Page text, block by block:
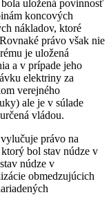
uložená povinnosť
koncových
nákladov, ktoré
právo však nie
je uložená
a v prípade jeho
elektriny za
verejného
ale je v súlade
vládou.
právo na
bol stav núdze v
núdze v
obmedzujúcich